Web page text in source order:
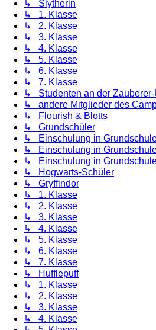
↳ Slytherin
↳ 1. Klasse
↳ 2. Klasse
↳ 3. Klasse
↳ 4. Klasse
↳ 5. Klasse
↳ 6. Klasse
↳ 7. Klasse
↳ Studenten an der Zauberer-
↳ andere Mitglieder des
↳ Flourish & Blotts
↳ Grundschüler
↳ Einschulung in
↳ Einschulung in
↳ Einschulung in
↳ Hogwarts-Schüler
↳ Gryffindor
↳ 1. Klasse
↳ 2. Klasse
↳ 3. Klasse
↳ 4. Klasse
↳ 5. Klasse
↳ 6. Klasse
↳ 7. Klasse
↳ Hufflepuff
↳ 1. Klasse
↳ 2. Klasse
↳ 3. Klasse
↳ 4. Klasse